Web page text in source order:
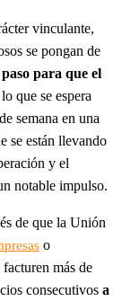
vinculante,
se pongan de
para que el
que se espera
semana en una
se están llevando
y el
notable impulso.
de que la Unión
o
más de
consecutivos a